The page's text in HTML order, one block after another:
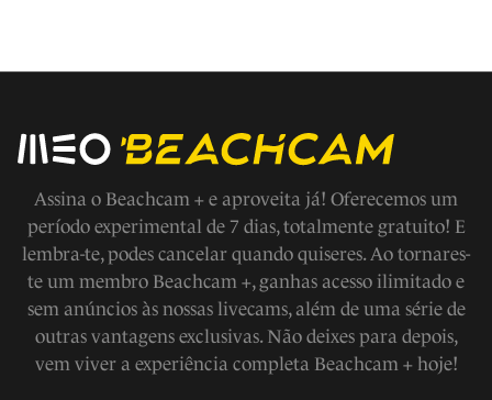
Assina o Beachcam + e aproveita já! Oferecemos um
período experimental de 7 dias, totalmente gratuito! E
lembra-te, podes cancelar quando quiseres. Ao tornares-
te um membro Beachcam +, ganhas acesso ilimitado e
sem anúncios às nossas livecams, além de uma série de
outras vantagens exclusivas. Não deixes para depois,
vem viver a experiência completa Beachcam + hoje!